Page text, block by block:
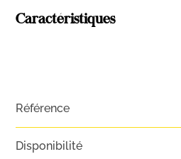
Caractéristiques
Référence
Disponibilité